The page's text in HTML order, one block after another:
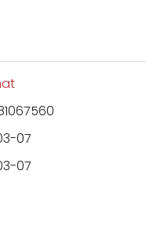
07
07